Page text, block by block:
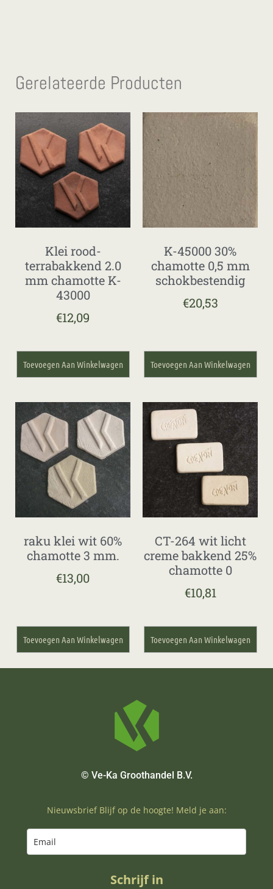
Gerelateerde Producten
Klei rood-
terrabakkend 2.0
mm chamotte K-
43000
€12,09
Toevoegen Aan Winkelwagen
K-45000 30%
chamotte 0,5 mm
schokbestendig
€20,53
Toevoegen Aan Winkelwagen
raku klei wit 60%
chamotte 3 mm.
€13,00
Toevoegen Aan Winkelwagen
CT-264 wit licht
creme bakkend 25%
chamotte 0
€10,81
Toevoegen Aan Winkelwagen
© Ve-Ka Groothandel B.V.
Nieuwsbrief Blijf op de hoogte! Meld je aan:
Schrijf in